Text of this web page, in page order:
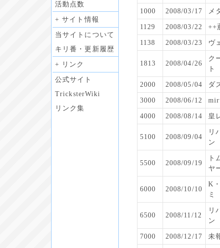
活動点数
+ サイト情報
当サイトについて
キリ番・更新履歴
+ リンク
公式サイト
TricksterWiki
リンク集
1000 2008/03/17 メ
1129 2008/03/22 ++
1138 2008/03/23 ヴ
1813 2008/04/26
ク
ト
2000 2008/05/04 ダ
3000 2008/06/12
4000 2008/08/14 皇
5100 2008/09/04
リ
ン
5500 2008/09/19
ト
ヤ
6000 2008/10/10
K
ミ
6500 2008/11/12
リ
ン
7000 2008/12/17 未